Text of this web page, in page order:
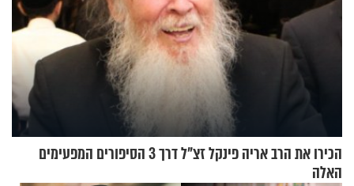
הכירו את הרב אריה פינקל זצ"ל דרך 3 הסיפורים המפעימים
האלה